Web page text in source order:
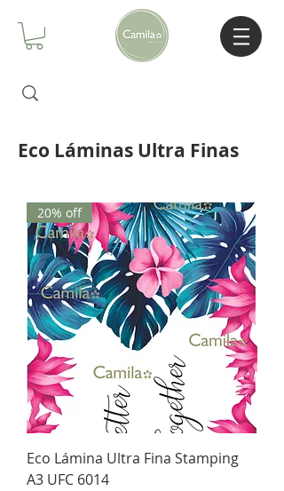
Eco Láminas Ultra Finas
20% off
Eco Lámina Ultra Fina Stamping
A3 UFC 6014